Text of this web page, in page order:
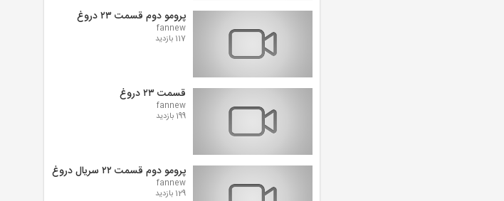
پرومو دوم قسمت ۲۳ دروغ
fannew
117 بازدید
قسمت ۲۳ دروغ
fannew
199 بازدید
پرومو دوم قسمت ۲۲ سریال دروغ
fannew
129 بازدید